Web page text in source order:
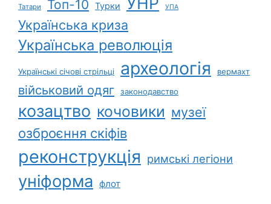
Татари Топ-10 Турки УПА
Українська криза
Українська революція
Українські січові стрільці археологія вермахт
військовий одяг законодавство
козацтво кочовики музеї
озброєння скіфів
реконструкція римські легіони
уніформа флот